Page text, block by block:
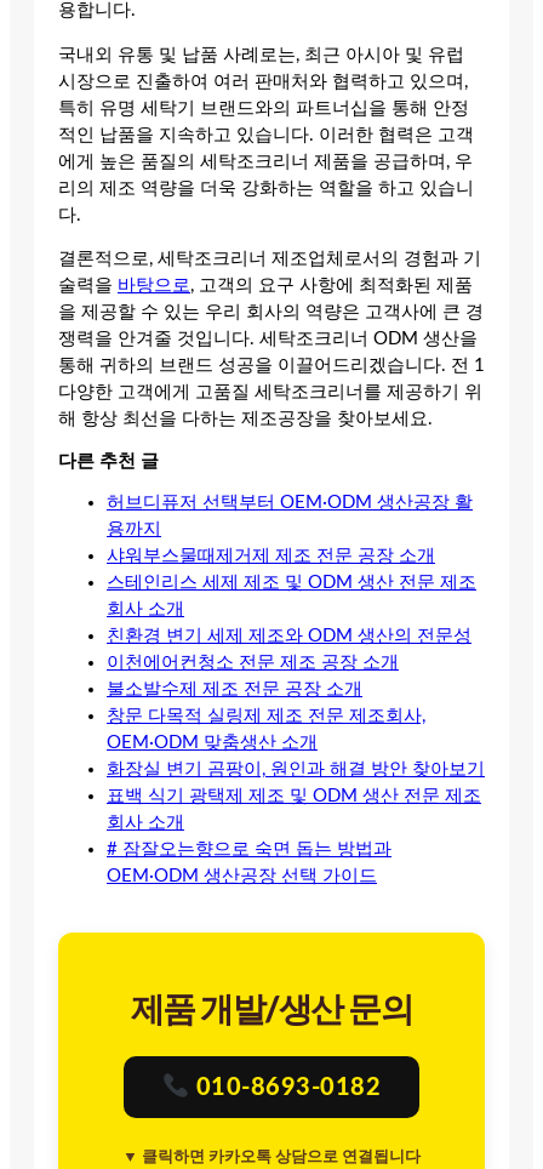
용합니다.
국내외 유통 및 납품 사례로는, 최근 아시아 및 유럽
시장으로 진출하여 여러 판매처와 협력하고 있으며,
특히 유명 세탁기 브랜드와의 파트너십을 통해 안정
적인 납품을 지속하고 있습니다. 이러한 협력은 고객
에게 높은 품질의 세탁조크리너 제품을 공급하며, 우
리의 제조 역량을 더욱 강화하는 역할을 하고 있습니
다.
결론적으로, 세탁조크리너 제조업체로서의 경험과 기
술력을 바탕으로, 고객의 요구 사항에 최적화된 제품
을 제공할 수 있는 우리 회사의 역량은 고객사에 큰 경
쟁력을 안겨줄 것입니다. 세탁조크리너 ODM 생산을
통해 귀하의 브랜드 성공을 이끌어드리겠습니다. 전 1
다양한 고객에게 고품질 세탁조크리너를 제공하기 위
해 항상 최선을 다하는 제조공장을 찾아보세요.
다른 추천 글
허브디퓨저 선택부터 OEM·ODM 생산공장 활
용까지
샤워부스물때제거제 제조 전문 공장 소개
스테인리스 세제 제조 및 ODM 생산 전문 제조
회사 소개
친환경 변기 세제 제조와 ODM 생산의 전문성
이천에어컨청소 전문 제조 공장 소개
불소발수제 제조 전문 공장 소개
창문 다목적 실링제 제조 전문 제조회사,
OEM·ODM 맞춤생산 소개
화장실 변기 곰팡이, 원인과 해결 방안 찾아보기
표백 식기 광택제 제조 및 ODM 생산 전문 제조
회사 소개
# 잠잘오는향으로 숙면 돕는 방법과
OEM·ODM 생산공장 선택 가이드
제품 개발/생산 문의
010-8693-0182
▼ 클릭하면 카카오톡 상담으로 연결됩니다